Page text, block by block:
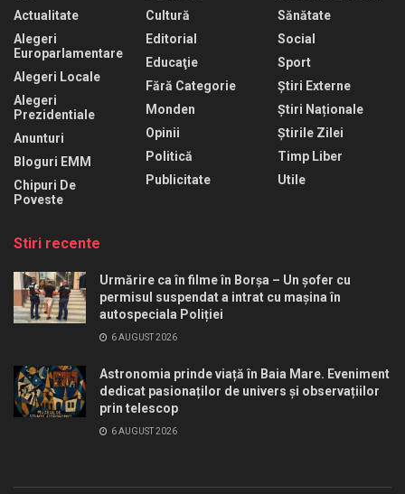
Actualitate
Alegeri
Europarlamentare
Alegeri Locale
Alegeri
Prezidentiale
Anunturi
Bloguri EMM
Chipuri De
Poveste
Cultură
Editorial
Educaţie
Fără Categorie
Monden
Opinii
Politică
Publicitate
Sănătate
Social
Sport
Știri Externe
Știri Naționale
Știrile Zilei
Timp Liber
Utile
Stiri recente
Urmărire ca în filme în Borșa – Un șofer cu
permisul suspendat a intrat cu mașina în
autospeciala Poliției
6 AUGUST 2026
Astronomia prinde viață în Baia Mare. Eveniment
dedicat pasionaților de univers și observațiilor
prin telescop
6 AUGUST 2026